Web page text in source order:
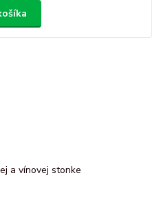
a vínovej stonke